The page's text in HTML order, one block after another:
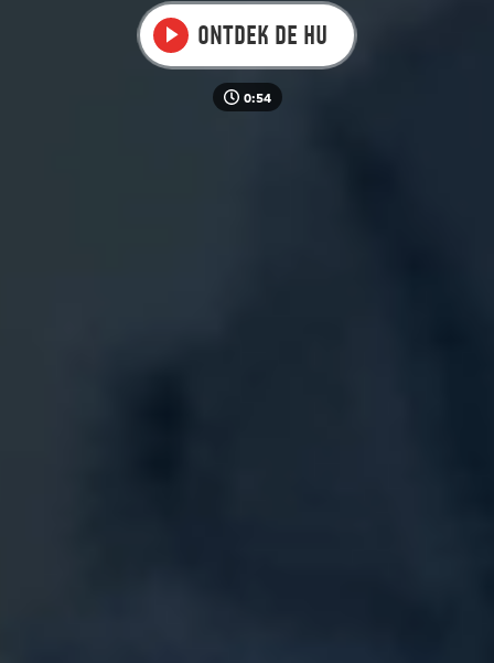
VideoOntdek de HU
0:54